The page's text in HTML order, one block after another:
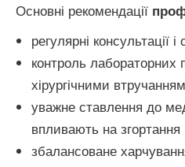
Основні рекомендації
регулярні консультації
контроль лабораторних
хірургічними
уважне ставлення до
впливають на згортання
збалансоване